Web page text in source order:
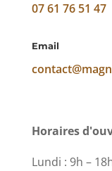
07 61 76 51 47
Email
Horaires
Lundi : 9h –